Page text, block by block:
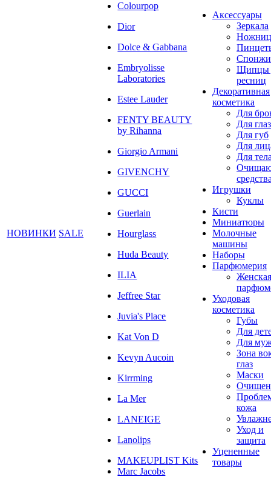
НОВИНКИ SALE
Colourpop
Dior
Dolce & Gabbana
Embryolisse
Laboratories
Estee Lauder
FENTY BEAUTY
by Rihanna
Giorgio Armani
GIVENCHY
GUCCI
Guerlain
Hourglass
Huda Beauty
ILIA
Jeffree Star
Juvia's Place
Kat Von D
Kevyn Aucoin
Kirrming
La Mer
LANEIGE
Lanolips
MAKEUPLIST Kits
Marc Jacobs
Аксессуары
Зеркала
Спонжи
Щипцы
ресниц
Декоративная
косметика
Для
Для глаз
Для губ
Для
Для
Игрушки
Куклы
Кисти
Миниатюры
Молочные
машины
Наборы
Парфюмерия
Женская
Уходовая
косметика
Губы
Для
Для
Зона
глаз
Маски
кожа
Уход и
защита
Уцененные
товары